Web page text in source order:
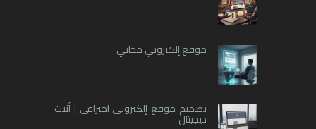
موقع إلكتروني مجاني
تصميم موقع إلكتروني احترافي | أبّيت
ديجيتال